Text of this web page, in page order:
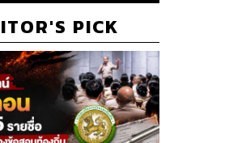
PICK